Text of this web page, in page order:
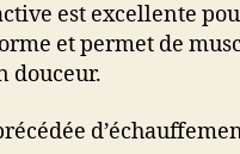
est excellente
et permet de
douceur.